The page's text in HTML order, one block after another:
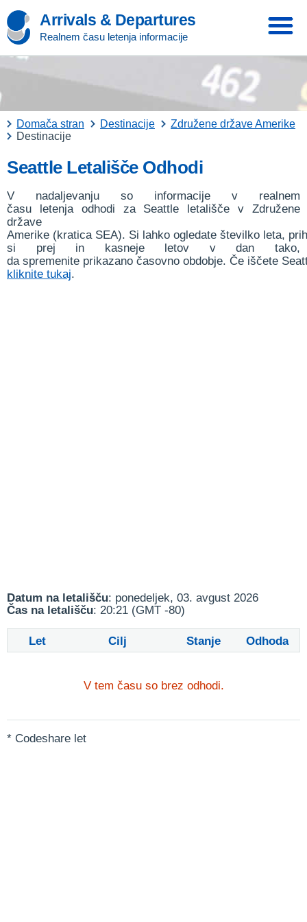
Arrivals & Departures
Realnem času letenja informacije
Domača stran Destinacije
Združene države Amerike
Destinacije
Seattle Letališče Odhodi
V nadaljevanju so informacije v realnem
času letenja odhodi za Seattle letališče v Združene
države
Amerike (kratica SEA). Si lahko ogledate številko leta,
si prej in kasneje letov v dan tako,
da spremenite prikazano časovno obdobje. Če iščete
kliknite tukaj.
Datum na letališču: ponedeljek, 03. avgust 2026
Čas na letališču: 20:21 (GMT -80)
Let Cilj Stanje Odhoda
V tem času so brez odhodi.
* Codeshare let